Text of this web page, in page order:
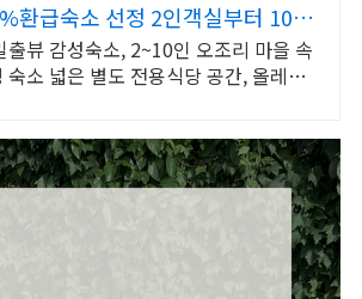
환급숙소 선정 2인객실부터 10인
출뷰 감성숙소, 2~10인 오조리 마을 속
소 넓은 별도 전용식당 공간, 올레길